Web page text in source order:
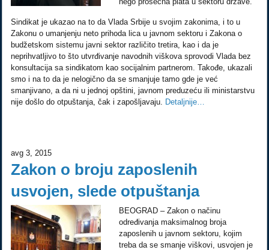
Sindikat je ukazao na to da Vlada Srbije u svojim zakonima, i to u
Zakonu o umanjenju neto prihoda lica u javnom sektoru i Zakona o
budžetskom sistemu javni sektor različito tretira, kao i da je
neprihvatljivo to što utvrđivanje navodnih viškova sprovodi Vlada bez
konsultacija sa sindikatom kao socijalnim partnerom. Takođe, ukazali
smo i na to da je nelogično da se smanjuje tamo gde je već
smanjivano, a da ni u jednoj opštini, javnom preduzeću ili ministarstvu
nije došlo do otpuštanja, čak i zapošljavaju. Detaljnije…
avg 3, 2015
Zakon o broju zaposlenih
usvojen, slede otpuštanja
BEOGRAD – Zakon o načinu
određivanja maksimalnog broja
zaposlenih u javnom sektoru, kojim
treba da se smanje viškovi, usvojen je